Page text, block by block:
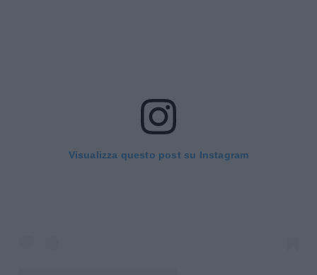
Visualizza questo post su Instagram